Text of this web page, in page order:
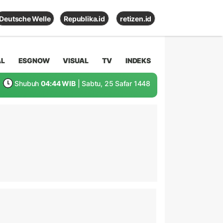
Deutsche Welle Republika.id retizen.id
ESGNOW VISUAL TV INDEKS
Shubuh 04:44 WIB | Sabtu, 25 Safar 1448